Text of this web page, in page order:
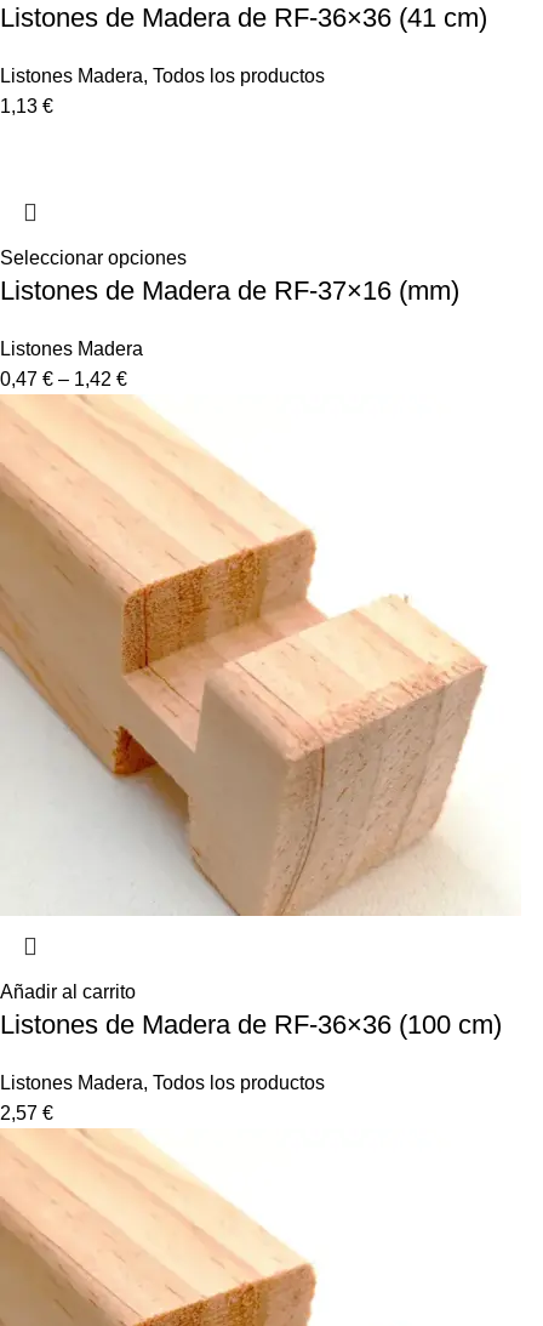
Listones de Madera de RF-36×36 (41 cm)
Listones Madera, Todos los productos
1,13 €
Seleccionar opciones
Listones de Madera de RF-37×16 (mm)
Listones Madera
0,47 € – 1,42 €
Añadir al carrito
Listones de Madera de RF-36×36 (100 cm)
Listones Madera, Todos los productos
2,57 €